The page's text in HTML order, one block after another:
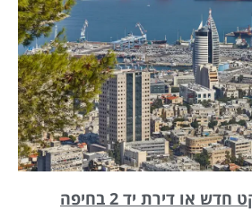
רכישת דירה בפרויקט חדש או דירת יד 2 בחיפה